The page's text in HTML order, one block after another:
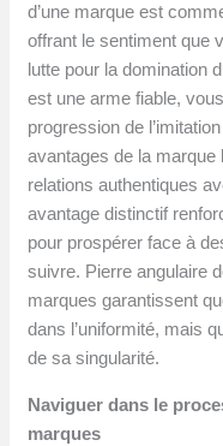
d’une marque est
offrant le sentiment que
lutte pour la domination
est une arme fiable,
progression de
avantages de la
relations authentiques
avantage distinctif
pour prospérer face à
suivre. Pierre angulaire
marques garantissent
dans l’uniformité, mais
de sa singularité.
Naviguer dans le
marques